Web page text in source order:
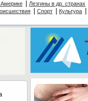
Америке Лезгины в др. странах
Спорт Культура